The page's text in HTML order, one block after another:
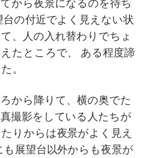
台の付近でよく見えない状
、人の入れ替わりでちょ
たところで、 ある程度諦
。
から降りて、横の奥でた
撮影をしている人たちが
りからは夜景がよく見え
も展望台以外からも夜景が